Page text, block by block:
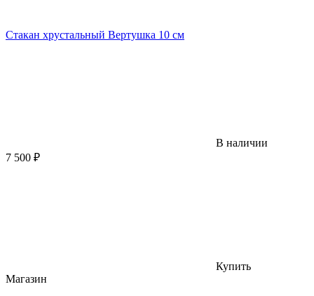
Стакан хрустальный Вертушка 10 см
В наличии
7 500 ₽
Купить
Магазин